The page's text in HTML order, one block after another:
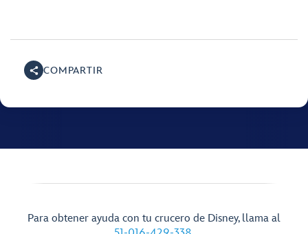
COMPARTIR
Para obtener ayuda con tu crucero de Disney, llama al